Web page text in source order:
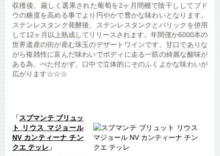
収穫後、厳しく選果された葡萄を2ヶ月間棚で陰干ししてブド
ウの糖度を高める事でより円やかで豊かな味わいとなります。
ステンレスタンク発酵後、ステンレスタンクとバリックを併用
して12ヶ月以上熟成してリリースされます。年間僅か6000本の
世界遺産の街が産む珠玉のデザートワインです。甘口でありな
がら複雑性に富んだ味わいでボディに走る一筋の綺麗な酸味が
ある為、べた付かず、口中で立体的にそのふくよかな味わいが
広がります☆☆☆
「 スプマンテ ブリュッ
ト リウス マジョール
NV カンティーナ チン
クエ テッレ 」